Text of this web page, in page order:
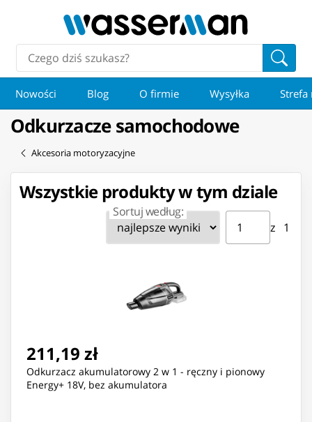
Nowości Blog O firmie Wysyłka Strefa
Odkurzacze samochodowe
Akcesoria motoryzacyjne
Wszystkie produkty w tym dziale
Sortuj według: Strona ⁨1⁩ z ⁨1⁩
z ⁨1⁩
Przejdź do strony
211,19 zł
Odkurzacz akumulatorowy 2 w 1 - ręczny i pionowy
Energy+ 18V, bez akumulatora